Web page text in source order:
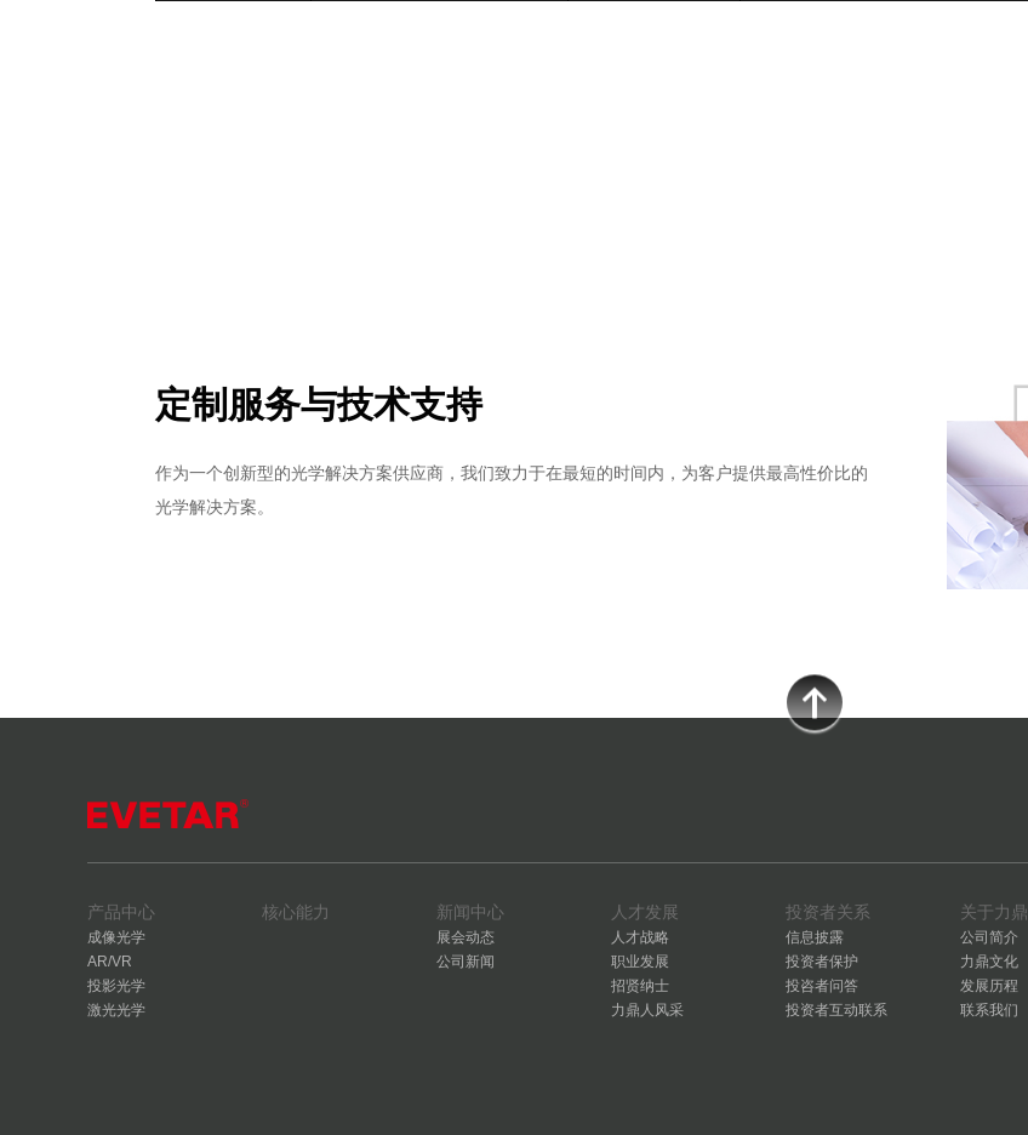
定制服务与技术支持
作为一个创新型的光学解决方案供应商，我们致力于在最短的时间内，为客户提供最高性价比的
光学解决方案。
产品中心
成像光学
AR/VR
投影光学
激光光学
核心能力 新闻中心
展会动态
公司新闻
人才发展
人才战略
职业发展
招贤纳士
力鼎人风采
投资者关系
信息披露
投资者保护
投咨者问答
投资者互动联系
关于力鼎
公司简介
力鼎文化
发展历程
联系我们